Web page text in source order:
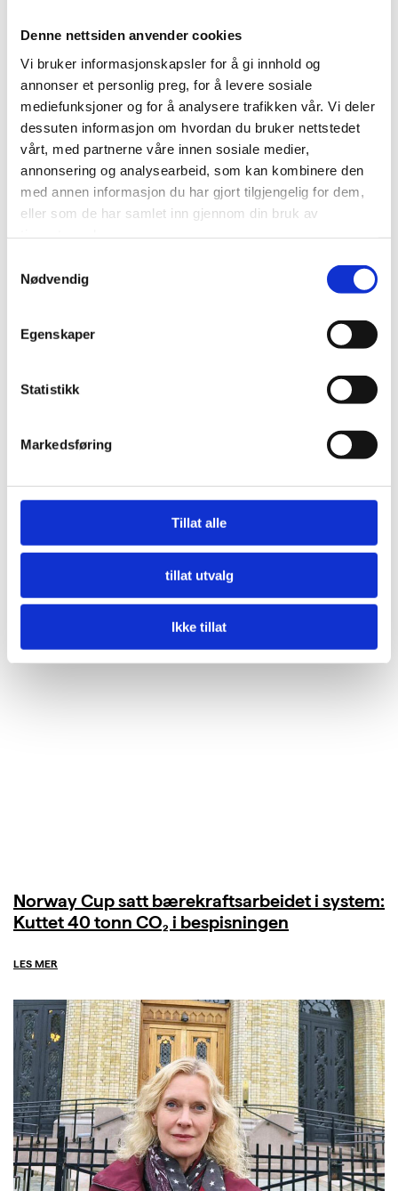
Denne nettsiden anvender cookies
Vi bruker informasjonskapsler for å gi innhold og
annonser et personlig preg, for å levere sosiale
mediefunksjoner og for å analysere trafikken vår. Vi deler
dessuten informasjon om hvordan du bruker nettstedet
vårt, med partnerne våre innen sosiale medier,
annonsering og analysearbeid, som kan kombinere den
med annen informasjon du har gjort tilgjengelig for dem,
eller som de har samlet inn gjennom din bruk av
Nødvendig
Egenskaper
Statistikk
Markedsføring
Tillat alle
tillat utvalg
Ikke tillat
Kontakt kursholder: Unn Endresen.
MELD DEG PÅ HER
Relaterte saker
Norway Cup satt bærekraftsarbeidet i system:
Kuttet 40 tonn CO₂ i bespisningen
LES MER